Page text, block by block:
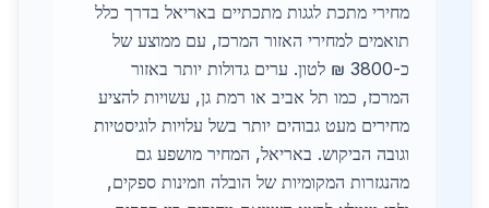
מחירי מתכת לגגות מתכתיים באריאל בדרך כלל
תואמים למחירי האזור המרכז, עם ממוצע של
כ-3800 ₪ לטון. ערים גדולות יותר באזור
המרכז, כמו תל אביב או רמת גן, עשויות להציע
מחירים מעט גבוהים יותר בשל עלויות לוגיסטיות
וגובה הביקוש. באריאל, המחיר מושפע גם
מהנגזרות המקומיות של הובלה וזמינות ספקים,